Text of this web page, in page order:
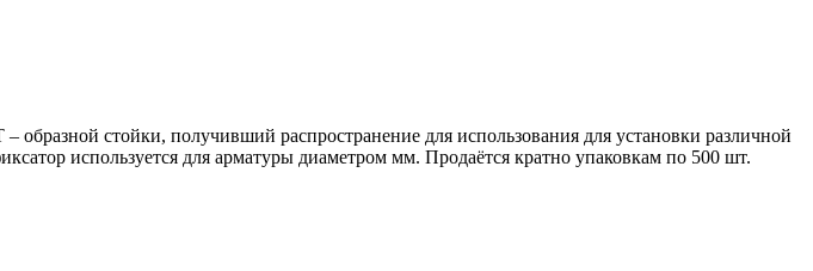
стойки, получивший распространение для использования для установки различной
используется для арматуры диаметром мм. Продаётся кратно упаковкам по 500 шт.